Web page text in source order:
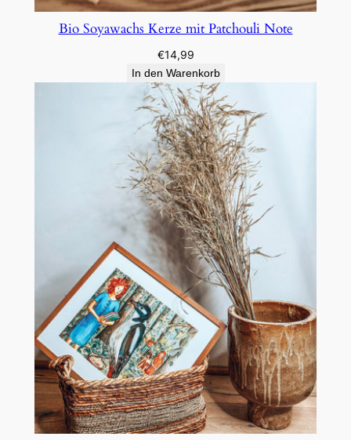
Bio Soyawachs Kerze mit Patchouli Note
€14,99
In den Warenkorb